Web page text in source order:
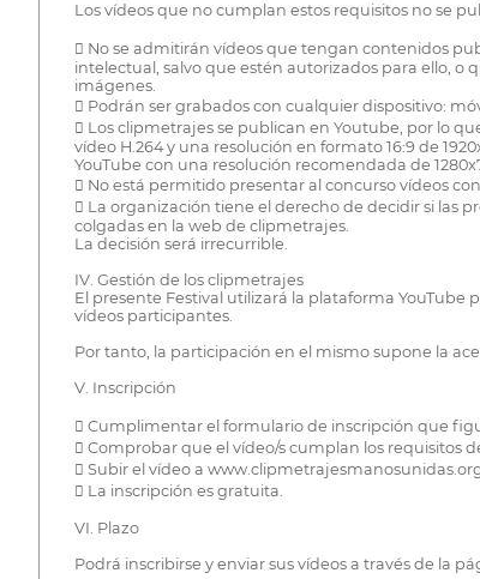
Los vídeos que no cumplan estos requisitos no se
 No se admitirán vídeos que tengan contenidos
intelectual, salvo que estén autorizados para ello, o
imágenes.
 Podrán ser grabados con cualquier dispositivo:
 Los clipmetrajes se publican en Youtube, por lo
vídeo H.264 y una resolución en formato 16:9 de
YouTube con una resolución recomendada de
 No está permitido presentar al concurso vídeos
 La organización tiene el derecho de decidir si las
colgadas en la web de clipmetrajes.
La decisión será irrecurrible.
IV. Gestión de los clipmetrajes
El presente Festival utilizará la plataforma YouTube
vídeos participantes.
Por tanto, la participación en el mismo supone la
V. Inscripción
 Cumplimentar el formulario de inscripción que
 Comprobar que el vídeo/s cumplan los requisitos
 Subir el vídeo a
 La inscripción es gratuita.
VI. Plazo
Podrá inscribirse y enviar sus vídeos a través de la